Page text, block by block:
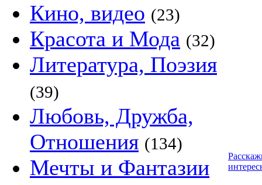
Кино, видео (23)
Красота и Мода (32)
Литература, Поэзия
(39)
Любовь, Дружба,
Отношения (134)
Мечты и Фантазии